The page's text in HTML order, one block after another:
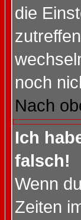
die
noch
Nach
Ich
falsch!
Wenn
Zeiten